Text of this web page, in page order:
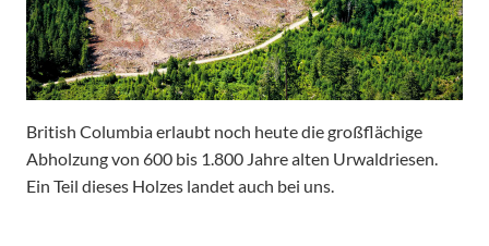
British Columbia erlaubt noch heute die großflächige
Abholzung von 600 bis 1.800 Jahre alten Urwaldriesen.
Ein Teil dieses Holzes landet auch bei uns.